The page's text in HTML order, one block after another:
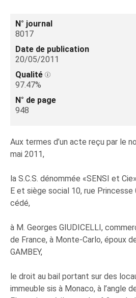
N° journal
8017
Date de publication
20/05/2011
Qualité
97.47%
N° de page
948
Aux termes d’un acte reçu par le
mai 2011,
la S.C.S. dénommée «SENSI et
E et siège social 10, rue Princesse
cédé,
à M. Georges GIUDICELLI,
de France, à Monte-Carlo, époux
GAMBEY,
le droit au bail portant sur des
immeuble sis à Monaco, à l’angle